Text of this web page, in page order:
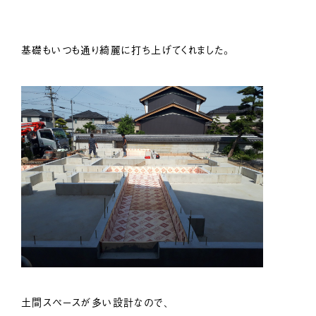
基礎もいつも通り綺麗に打ち上げてくれました。
土間スペースが多い設計なので、